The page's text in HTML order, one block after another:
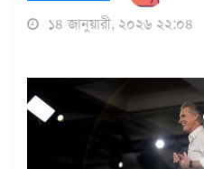
১৪ জানুয়ারী, ২০২৬ ২২:০৪